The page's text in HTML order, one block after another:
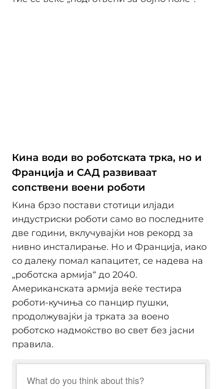
Кина води во роботската трка, но и
Франција и САД развиваат
сопствени воени роботи
Кина брзо постави стотици илјади
индустриски роботи само во последните
две години, вклучувајќи нов рекорд за
нивно инсталирање. Но и Франција, иако
со далеку помал капацитет, се надева на
„роботска армија“ до 2040.
Американската армија веќе тестира
роботи-кучиња со панцир пушки,
продолжувајќи ја трката за воено
роботско надмоќство во свет без јасни
правила.